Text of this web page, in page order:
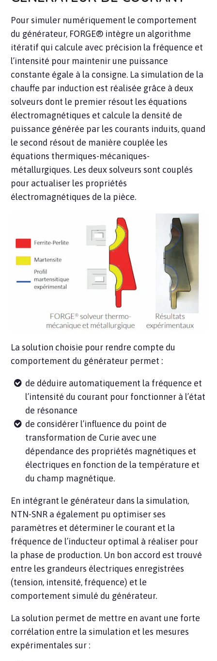
Pour simuler numériquement le comportement
du générateur, FORGE® intègre un algorithme
itératif qui calcule avec précision la fréquence et
l’intensité pour maintenir une puissance
constante égale à la consigne. La simulation de la
chauffe par induction est réalisée grâce à deux
solveurs dont le premier résout les équations
électromagnétiques et calcule la densité de
puissance générée par les courants induits, quand
le second résout de manière couplée les
équations thermiques-mécaniques-
métallurgiques. Les deux solveurs sont couplés
pour actualiser les propriétés
électromagnétiques de la pièce.
La solution choisie pour rendre compte du
comportement du générateur permet :
de déduire automatiquement la fréquence et
l’intensité du courant pour fonctionner à l’état
de résonance
de considérer l’influence du point de
transformation de Curie avec une
dépendance des propriétés magnétiques et
électriques en fonction de la température et
du champ magnétique.
En intégrant le générateur dans la simulation,
NTN-SNR a également pu optimiser ses
paramètres et déterminer le courant et la
fréquence de l’inducteur optimal à réaliser pour
la phase de production. Un bon accord est trouvé
entre les grandeurs électriques enregistrées
(tension, intensité, fréquence) et le
comportement simulé du générateur.
La solution permet de mettre en avant une forte
corrélation entre la simulation et les mesures
expérimentales sur :